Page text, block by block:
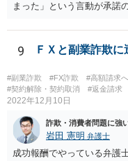
まった」という言動が承諾
る余地があるかもしれま
等に不安を感じるのであれ
に、法務局で商業•法人登記
も考えられます（相手の会
る相手が代表権限を有して
録内容を確かめることがで
ww.moj.go.jp/MINJI/
9 ＦＸと副業詐欺に
#副業詐欺 #FX詐欺 #高額請求
#契約解除・契約取消
#返金請求
2022年12月10日
詐欺・消費者問題に強
岩田 憲明 弁護士
成功報酬でやっている弁護